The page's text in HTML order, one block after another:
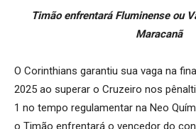
Timão enfrentará Fluminense ou
Maracanã
O Corinthians garantiu sua vaga na
2025 ao superar o Cruzeiro nos
1 no tempo regulamentar na Neo
o Timão enfrentará o vencedor do